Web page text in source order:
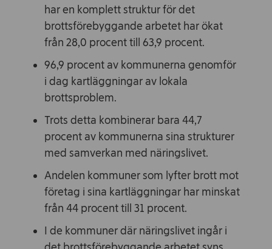
har en komplett struktur för det
brottsförebyggande arbetet har ökat
från 28,0 procent till 63,9 procent.
96,9 procent av kommunerna genomför
i dag kartläggningar av lokala
brottsproblem.
Trots detta kombinerar bara 44,7
procent av kommunerna sina strukturer
med samverkan med näringslivet.
Andelen kommuner som lyfter brott mot
företag i sina kartläggningar har minskat
från 44 procent till 31 procent.
I de kommuner där näringslivet ingår i